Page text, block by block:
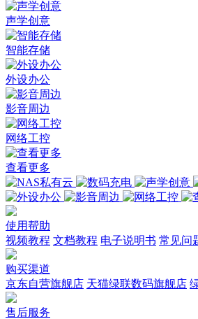
声学创意
智能存储
外设办公
影音周边
网络工控
查看更多
使用帮助
视频教程 文档教程 电子说明书 常见问
购买渠道
京东自营旗舰店 天猫绿联数码旗舰店
售后服务